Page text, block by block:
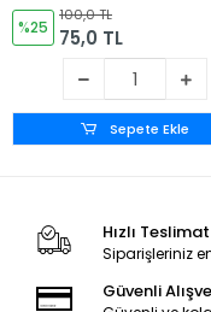
%25
100,0 TL
75,0 TL
Sepete Ekle
Hızlı Teslimat
Siparişleriniz
Güvenli